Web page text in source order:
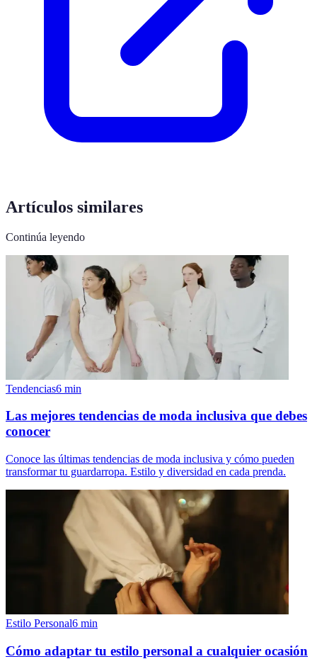
Artículos similares
Continúa leyendo
Tendencias6 min
Las mejores tendencias de moda inclusiva que debes
conocer
Conoce las últimas tendencias de moda inclusiva y cómo pueden
transformar tu guardarropa. Estilo y diversidad en cada prenda.
Estilo Personal6 min
Cómo adaptar tu estilo personal a cualquier ocasión